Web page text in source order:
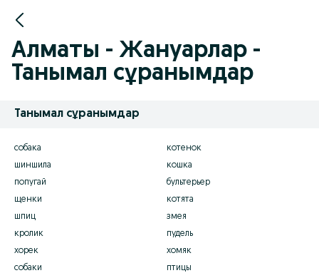
Алматы - Жануарлар -
Танымал сұранымдар
Танымал сұранымдар
собака
шиншила
попугай
щенки
шпиц
кролик
хорек
собаки
котенок
кошка
бультерьер
котята
змея
пудель
хомяк
птицы